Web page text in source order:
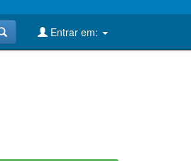
Entrar em: